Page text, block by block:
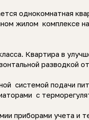
однокомнатная
жилом комплексе
Квартира в
разводкой
системой подачи
с
приборами учета и